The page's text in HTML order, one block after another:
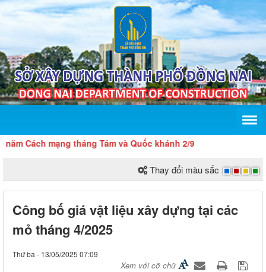
Cách mạng tháng Tám và Quốc khánh 2/9
Thay đổi màu sắc
Công bố giá vật liệu xây dựng tại các
mỏ tháng 4/2025
Thứ ba - 13/05/2025 07:09
Xem với cỡ chữ